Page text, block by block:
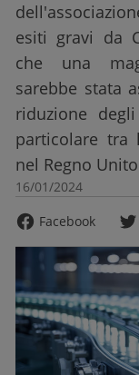
esiti gravi da
che una
sarebbe stata
riduzione
particolare tra
nel Regno
16/01/2024
Facebook